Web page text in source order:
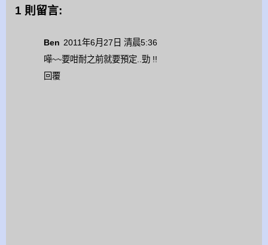
1 則留言:
Ben 2011年6月27日 清晨5:36
嘩~~要咁耐之前就要預定..勁 !!
回覆